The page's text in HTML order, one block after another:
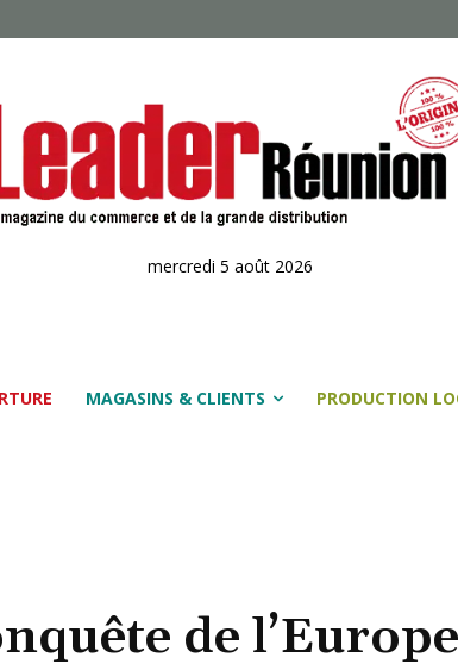
mercredi 5 août 2026
MAGASINS & CLIENTS PRODUCTION
de l’Europe